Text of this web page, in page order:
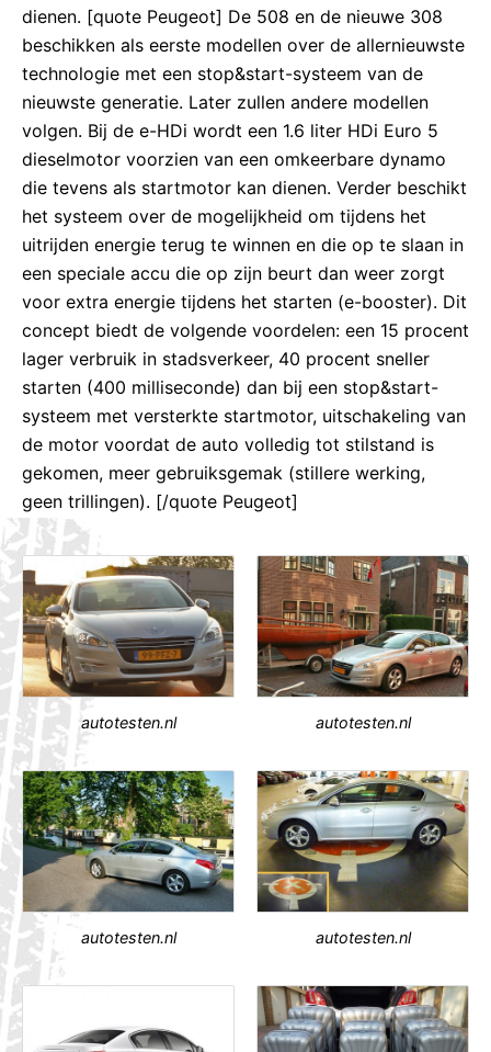
dienen. [quote Peugeot] De 508 en de nieuwe 308
beschikken als eerste modellen over de allernieuwste
technologie met een stop&start-systeem van de
nieuwste generatie. Later zullen andere modellen
volgen. Bij de e-HDi wordt een 1.6 liter HDi Euro 5
dieselmotor voorzien van een omkeerbare dynamo
die tevens als startmotor kan dienen. Verder beschikt
het systeem over de mogelijkheid om tijdens het
uitrijden energie terug te winnen en die op te slaan in
een speciale accu die op zijn beurt dan weer zorgt
voor extra energie tijdens het starten (e-booster). Dit
concept biedt de volgende voordelen: een 15 procent
lager verbruik in stadsverkeer, 40 procent sneller
starten (400 milliseconde) dan bij een stop&start-
systeem met versterkte startmotor, uitschakeling van
de motor voordat de auto volledig tot stilstand is
gekomen, meer gebruiksgemak (stillere werking,
geen trillingen). [/quote Peugeot]
autotesten.nl autotesten.nl
autotesten.nl autotesten.nl